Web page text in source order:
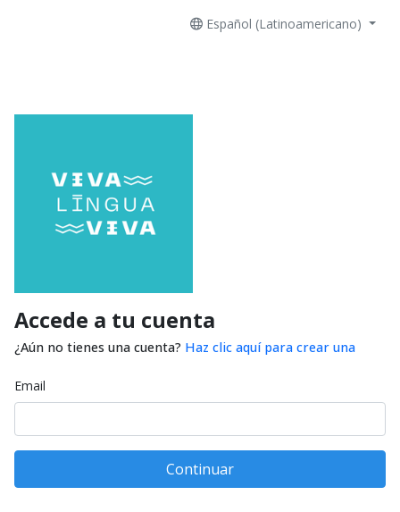
Español (Latinoamericano)
Accede a tu cuenta
¿Aún no tienes una cuenta? Haz clic aquí para crear una
Email
Continuar